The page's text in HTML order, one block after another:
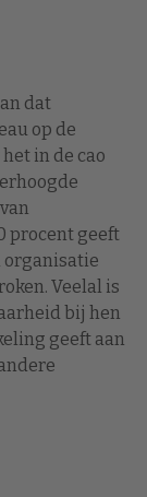
dat
op de
in de cao
procent geeft
organisatie
Veelal is
bij hen
geeft aan